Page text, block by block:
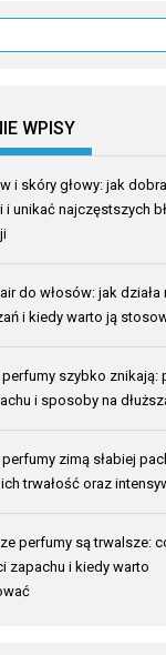
WPISY
i skóry głowy: jak
i unikać najczęstszych
do włosów: jak działa
i kiedy warto ją
szybko znikają:
i sposoby na
zimą słabiej
trwałość oraz
perfumy są trwalsze:
zapachu i kiedy warto